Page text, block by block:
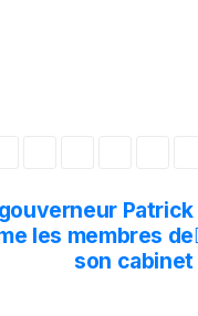
Patrick
les membres de
son cabinet